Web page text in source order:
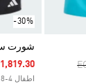
-30%
شورت
1,819.30
اطفال 4-8 سنوات Sportswear